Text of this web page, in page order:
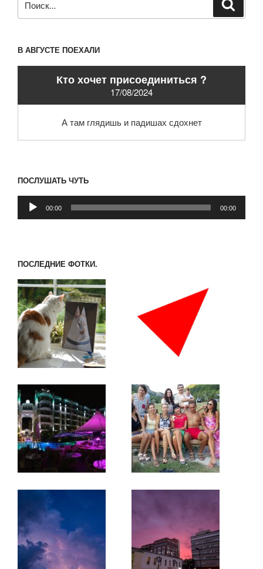
В АВГУСТЕ ПОЕХАЛИ
Кто хочет присоединиться ?
17/08/2024
А там глядишь и падишах сдохнет
ПОСЛУШАТЬ ЧУТЬ
Аудиоплеер
00:00 00:00
ПОСЛЕДНИЕ ФОТКИ.